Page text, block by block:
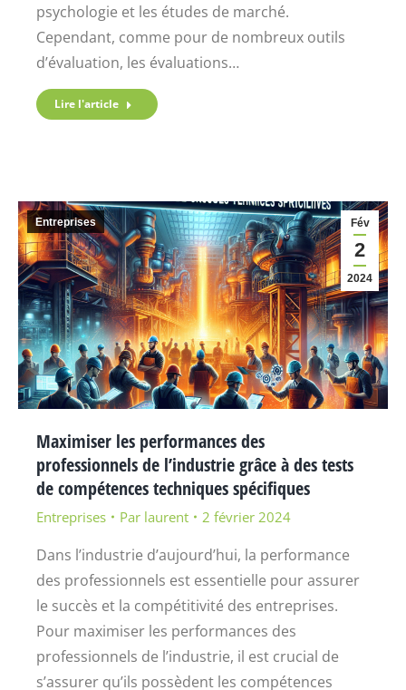
psychologie et les études de marché.
Cependant, comme pour de nombreux outils
d’évaluation, les évaluations…
Lire l'article
Fév
2
2024
Entreprises
Maximiser les performances des
professionnels de l’industrie grâce à des tests
de compétences techniques spécifiques
Entreprises Par laurent 2 février 2024
Dans l’industrie d’aujourd’hui, la performance
des professionnels est essentielle pour assurer
le succès et la compétitivité des entreprises.
Pour maximiser les performances des
professionnels de l’industrie, il est crucial de
s’assurer qu’ils possèdent les compétences